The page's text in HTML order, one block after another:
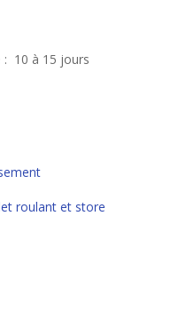
: 10 à 15 jours
roulant et store